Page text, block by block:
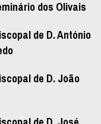
dos Olivais
de D. António
de D. João